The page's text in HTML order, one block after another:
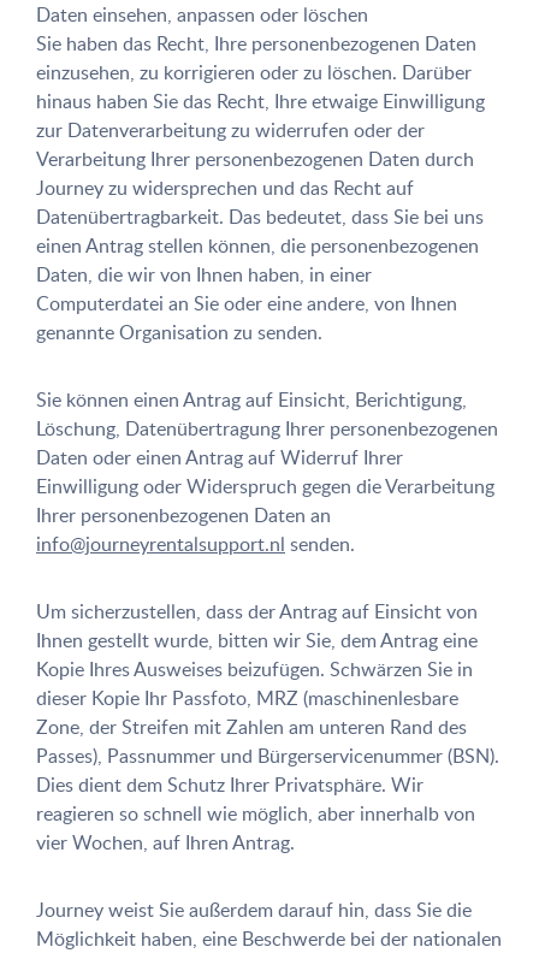
Daten einsehen, anpassen oder löschen
Sie haben das Recht, Ihre personenbezogenen Daten
einzusehen, zu korrigieren oder zu löschen. Darüber
hinaus haben Sie das Recht, Ihre etwaige Einwilligung
zur Datenverarbeitung zu widerrufen oder der
Verarbeitung Ihrer personenbezogenen Daten durch
Journey zu widersprechen und das Recht auf
Datenübertragbarkeit. Das bedeutet, dass Sie bei uns
einen Antrag stellen können, die personenbezogenen
Daten, die wir von Ihnen haben, in einer
Computerdatei an Sie oder eine andere, von Ihnen
genannte Organisation zu senden.
Sie können einen Antrag auf Einsicht, Berichtigung,
Löschung, Datenübertragung Ihrer personenbezogenen
Daten oder einen Antrag auf Widerruf Ihrer
Einwilligung oder Widerspruch gegen die Verarbeitung
Ihrer personenbezogenen Daten an
info@journeyrentalsupport.nl senden.
Um sicherzustellen, dass der Antrag auf Einsicht von
Ihnen gestellt wurde, bitten wir Sie, dem Antrag eine
Kopie Ihres Ausweises beizufügen. Schwärzen Sie in
dieser Kopie Ihr Passfoto, MRZ (maschinenlesbare
Zone, der Streifen mit Zahlen am unteren Rand des
Passes), Passnummer und Bürgerservicenummer (BSN).
Dies dient dem Schutz Ihrer Privatsphäre. Wir
reagieren so schnell wie möglich, aber innerhalb von
vier Wochen, auf Ihren Antrag.
Journey weist Sie außerdem darauf hin, dass Sie die
Möglichkeit haben, eine Beschwerde bei der nationalen